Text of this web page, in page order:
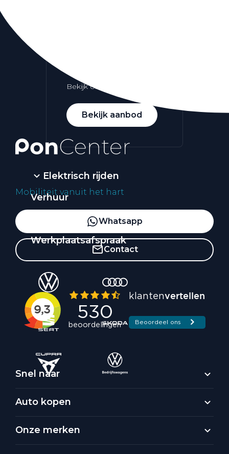
Bekijk ons aanbod
Bekijk aanbod
Elektrisch rijden
Verhuur
Vestigingen
Werkplaatsafspraak
Mobiliteit vanuit het hart
Whatsapp
Contact
Snel naar
Auto kopen
Onze merken